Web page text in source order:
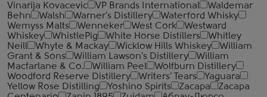
Vinarija Kovacevic
VP Brands International
Waldemar
Behn
Walsh Warner's Distillery
Waterford Whisky
Wemyss Malts
Wenneker West Cork
Westward
Whiskey
WhistlePig White Horse Distillers
Whitley
Neill
Whyte & Mackay Wicklow Hills Whiskey
William
Grant & Sons
William Lawson's Distillery
William
Macfarlane & Co.
William Peel
Wolfburn Distillery
Woodford Reserve Distillery
Writers' Tears
Yaguara
Yellow Rose Distilling
Yoshino Spirits Zacapa
Zacapa